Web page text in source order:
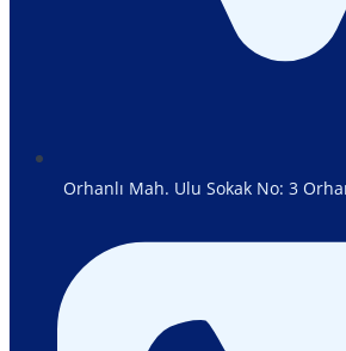
Orhanlı Mah. Ulu Sokak No: 3